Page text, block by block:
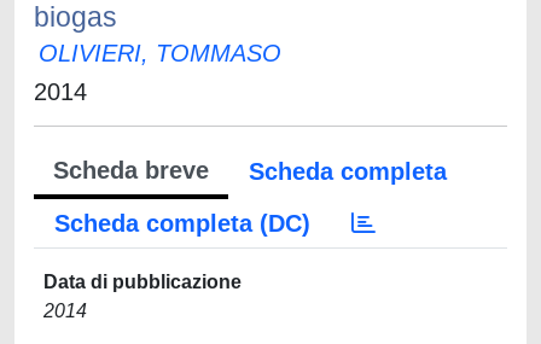
biogas
OLIVIERI, TOMMASO
2014
Scheda breve
Scheda completa
Scheda completa (DC)
Data di pubblicazione
2014